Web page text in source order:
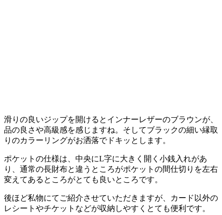
滑りの良いジップを開けるとインナーレザーのブラウンが、
品の良さや高級感を感じますね。そしてブラックの細い縁取
りのカラーリングがお洒落でドキッとします。
ポケットの仕様は、中央にL字に大きく開く小銭入れがあ
り、通常の長財布と違うところがポケットの間仕切りを左右
変えてあるところがとても良いところです。
後ほど私物にてご紹介させていただきますが、カード以外の
レシートやチケットなどが収納しやすくとても便利です。